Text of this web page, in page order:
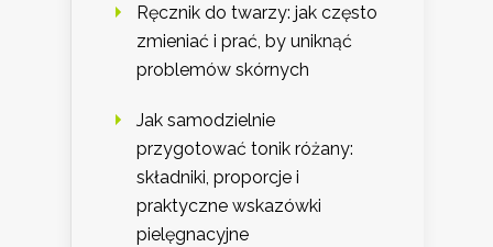
Ręcznik do twarzy: jak często
zmieniać i prać, by uniknąć
problemów skórnych
Jak samodzielnie
przygotować tonik różany:
składniki, proporcje i
praktyczne wskazówki
pielęgnacyjne